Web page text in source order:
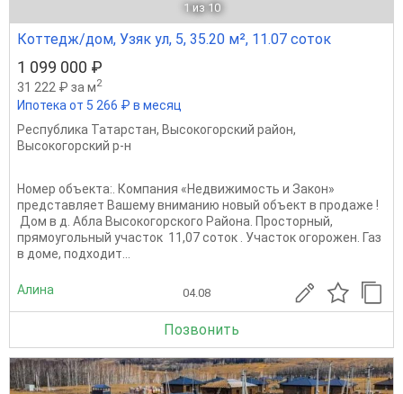
1 из 10
Коттедж/дом, Узяк ул, 5, 35.20 м², 11.07 соток
1 099 000 ₽
31 222 ₽ за м2
Ипотека от 5 266 ₽ в месяц
Республика Татарстан, Высокогорский район,
Высокогорский р-н
Номер объекта:. Компания «Недвижимость и Закон»
представляет Вашему вниманию новый объект в продаже ! ​​​​​​​​​​​​​​
Дом в д. Абла Высокогорского Района. Просторный,
прямоугольный участок 11,07 соток . Участок огорожен. Газ
в доме, подходит...
Алина 04.08
Позвонить